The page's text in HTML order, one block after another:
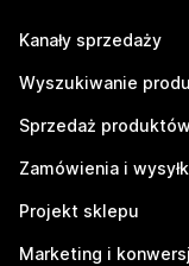
Kanały sprzedaży
Wyszukiwanie
Sprzedaż produktów
Zamówienia i
Projekt sklepu
Marketing i